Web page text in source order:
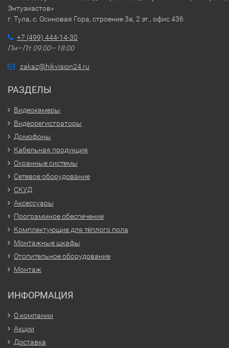
Энтузиастов»
г. Тула, с. Осиновая Гора, строение 3а, 2 эт., офис 436
+7 (499) 444-14-30
Пн—Пт 09:00—18:00
zakaz@hikvision24.ru
РАЗДЕЛЫ
Видеокамеры
Видеорегистраторы
Домофоны
Кабельная продукция
Охранные системы
Сетевое оборудование
СКУД
Аксессуары
Программное обеспечение
Комплектующие для тёплого пола
Монтажные шкафы
Отопительное оборудование
Монтаж
ИНФОРМАЦИЯ
О компании
Акции
Доставка